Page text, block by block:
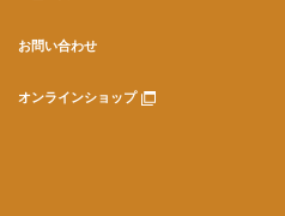
お問い合わせ
オンラインショップ